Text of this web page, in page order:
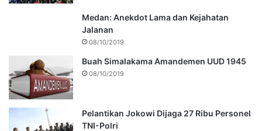
Medan: Anekdot Lama dan Kejahatan
Jalanan
08/10/2019
Buah Simalakama Amandemen UUD 1945
08/10/2019
Pelantikan Jokowi Dijaga 27 Ribu Personel
TNI-Polri